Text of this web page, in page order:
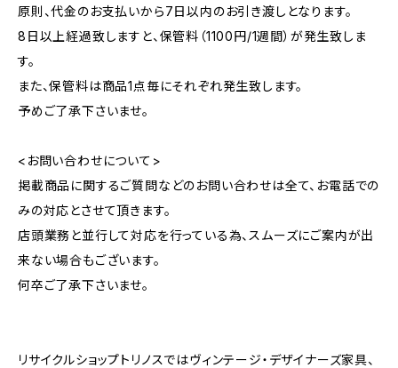
原則、代金のお支払いから7日以内のお引き渡しとなります。
8日以上経過致しますと、保管料（1100円/1週間）が発生致しま
す。
また、保管料は商品1点毎にそれぞれ発生致します。
予めご了承下さいませ。
<お問い合わせについて>
掲載商品に関するご質問などのお問い合わせは全て、お電話での
みの対応とさせて頂きます。
店頭業務と並行して対応を行っている為、スムーズにご案内が出
来ない場合もございます。
何卒ご了承下さいませ。
リサイクルショップトリノスではヴィンテージ・デザイナーズ家具、